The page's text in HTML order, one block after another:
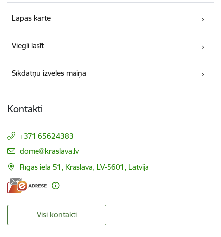
Lapas karte
Viegli lasīt
Sīkdatņu izvēles maiņa
Kontakti
+371 65624383
E-pasts:
dome@kraslava.lv
Rīgas iela 51, Krāslava, LV-5601, Latvija
Visi kontakti